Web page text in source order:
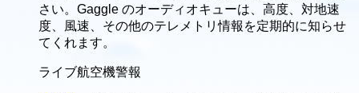
さい。Gaggle のオーディオキューは、高度、対地速
度、風速、その他のテレメトリ情報を定期的に知らせ
てくれます。
ライブ航空機警報